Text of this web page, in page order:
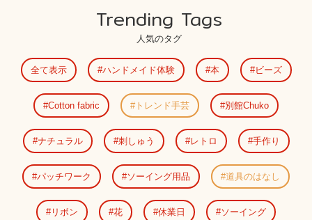
Trending Tags
人気のタグ
全て表示 ハンドメイド体験 本 ビーズ
Cotton fabric トレンド手芸 別館Chuko
ナチュラル 刺しゅう レトロ 手作り
パッチワーク ソーイング用品 道具のはなし
リボン 花 休業日 ソーイング